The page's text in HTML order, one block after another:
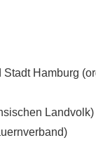
Hamburg
Landvolk)